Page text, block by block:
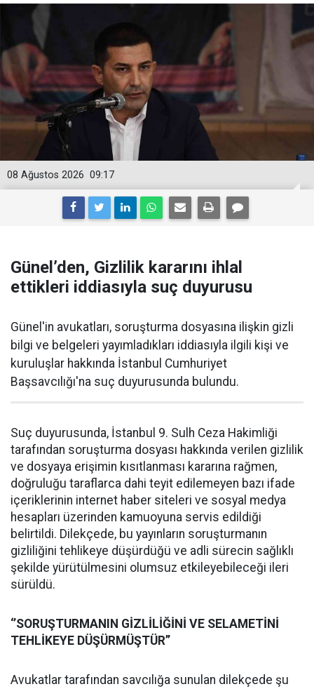
09:17
08 Ağustos 2026
Günel’den, Gizlilik kararını ihlal
ettikleri iddiasıyla suç duyurusu
Günel'in avukatları, soruşturma dosyasına ilişkin gizli
bilgi ve belgeleri yayımladıkları iddiasıyla ilgili kişi ve
kuruluşlar hakkında İstanbul Cumhuriyet
Başsavcılığı'na suç duyurusunda bulundu.
Suç duyurusunda, İstanbul 9. Sulh Ceza Hakimliği
tarafından soruşturma dosyası hakkında verilen gizlilik
ve dosyaya erişimin kısıtlanması kararına rağmen,
doğruluğu taraflarca dahi teyit edilemeyen bazı ifade
içeriklerinin internet haber siteleri ve sosyal medya
hesapları üzerinden kamuoyuna servis edildiği
belirtildi. Dilekçede, bu yayınların soruşturmanın
gizliliğini tehlikeye düşürdüğü ve adli sürecin sağlıklı
şekilde yürütülmesini olumsuz etkileyebileceği ileri
sürüldü.
‘’SORUŞTURMANIN GİZLİLİĞİNİ VE SELAMETİNİ
TEHLİKEYE DÜŞÜRMÜŞTÜR’’
Avukatlar tarafından savcılığa sunulan dilekçede şu